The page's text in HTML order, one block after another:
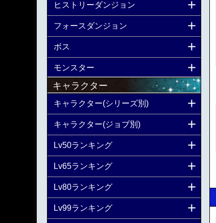
ヒストリーダンジョン
フォースダンジョン
ボス
モンスター
キャラクター
キャラクター(シリーズ別)
キャラクター(ジョブ別)
Lv50ランキング
Lv65ランキング
Lv80ランキング
Lv99ランキング